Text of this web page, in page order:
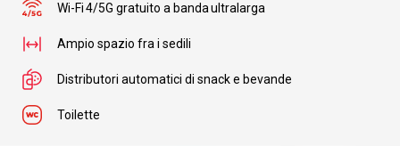
Wi-Fi 4/5G gratuito a banda ultralarga
Ampio spazio fra i sedili
Distributori automatici di snack e bevande
Toilette